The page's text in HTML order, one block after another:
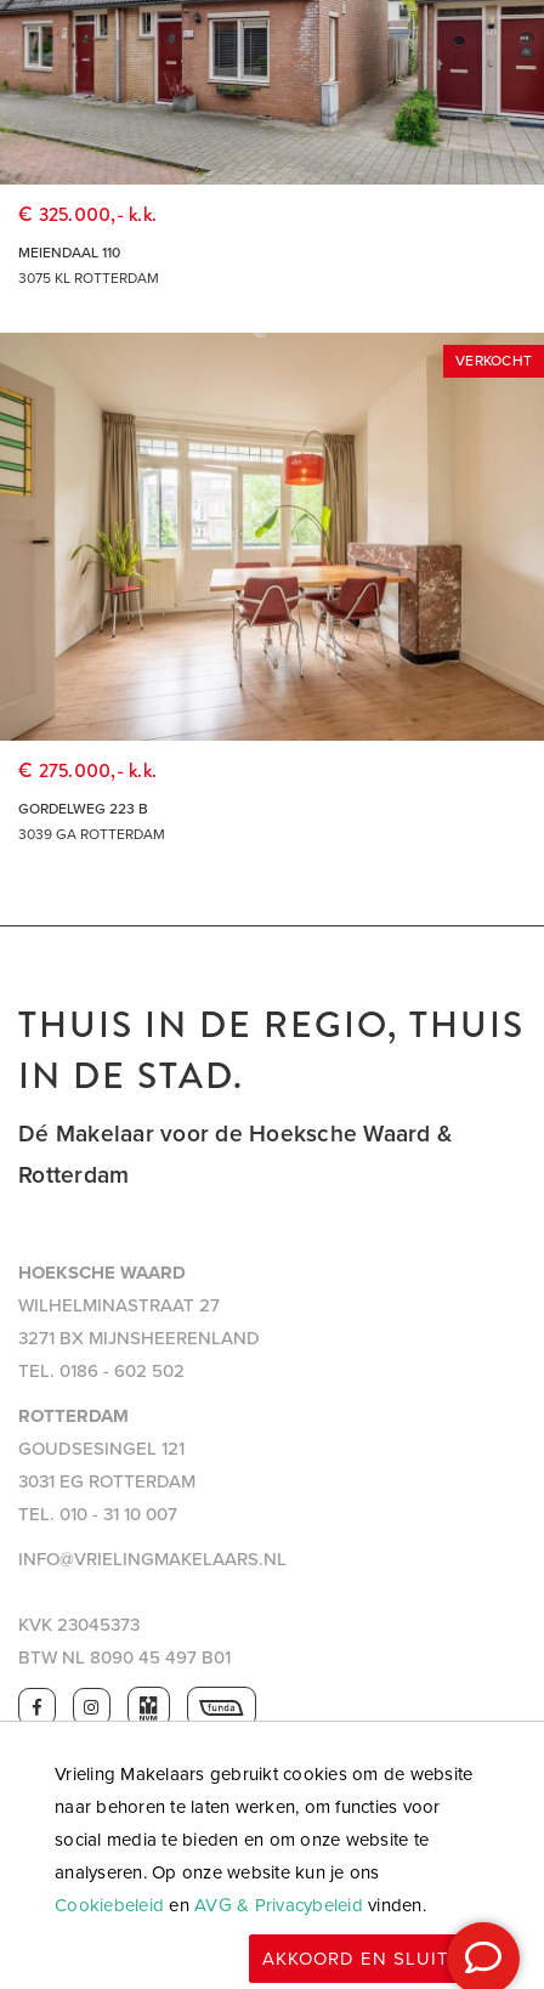
Vrieling Makelaars gebruikt cookies om de website
naar behoren te laten werken, om functies voor
social media te bieden en om onze website te
analyseren. Op onze website kun je ons
Cookiebeleid en AVG & Privacybeleid vinden.
AKKOORD EN SLUITEN
€ 325.000,- k.k.
MEIENDAAL 110
3075 KL ROTTERDAM
VERKOCHT
€ 275.000,- k.k.
GORDELWEG 223 B
3039 GA ROTTERDAM
THUIS IN DE REGIO, THUIS
IN DE STAD.
Dé Makelaar voor de Hoeksche Waard &
Rotterdam
HOEKSCHE WAARD
WILHELMINASTRAAT 27
3271 BX MIJNSHEERENLAND
TEL. 0186 - 602 502
ROTTERDAM
GOUDSESINGEL 121
3031 EG ROTTERDAM
TEL. 010 - 31 10 007
INFO@VRIELINGMAKELAARS.NL
KVK 23045373
BTW NL 8090 45 497 B01
Algemene
Website: OGonline